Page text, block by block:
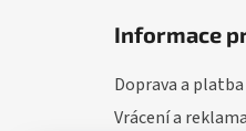
Informace
Doprava a platba
Vrácení a